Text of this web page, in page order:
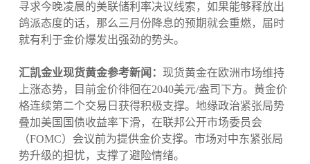
寻求今晚凌晨的美联储利率决议线索，如果能够释放出
鸽派态度的话，那么三月份降息的预期就会重燃，届时
就有利于金价爆发出强劲的势头。
汇凯金业现货黄金参考新闻： 现货黄金在欧洲市场维持
上涨态势，目前金价徘徊在2040美元/盎司下方。黄金价
格连续第二个交易日获得积极支撑。地缘政治紧张局势
叠加美国国债收益率下滑，在联邦公开市场委员会
（FOMC）会议前为提供金价支撑。市场对中东紧张局
势升级的担忧，支撑了避险情绪。